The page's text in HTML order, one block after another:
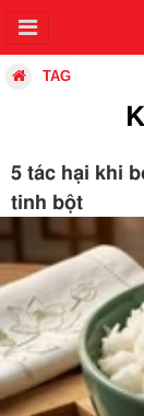
TAG
5 tác hại khi
tinh bột